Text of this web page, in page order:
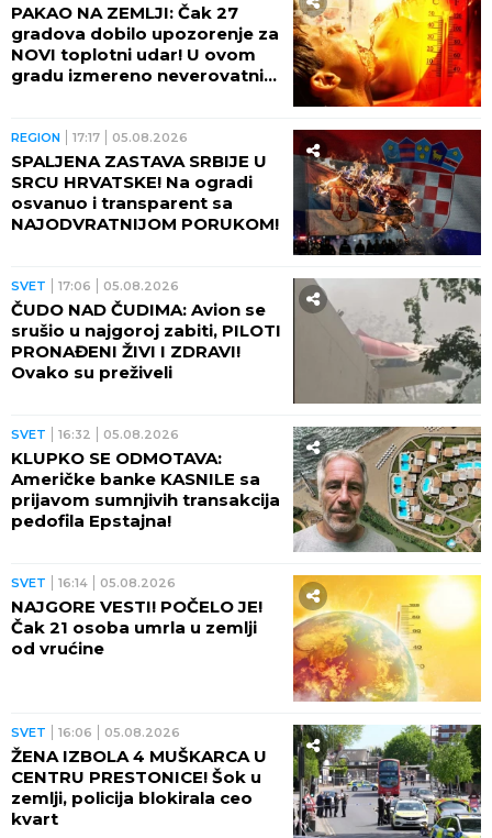
PAKAO NA ZEMLJI: Čak 27
gradova dobilo upozorenje za
NOVI toplotni udar! U ovom
gradu izmereno neverovatnih
REGION 17:17 05.08.2026
SPALJENA ZASTAVA SRBIJE U
SRCU HRVATSKE! Na ogradi
osvanuo i transparent sa
NAJODVRATNIJOM PORUKOM!
SVET 17:06 05.08.2026
ČUDO NAD ČUDIMA: Avion se
srušio u najgoroj zabiti, PILOTI
PRONAĐENI ŽIVI I ZDRAVI!
Ovako su preživeli
SVET 16:32 05.08.2026
KLUPKO SE ODMOTAVA:
Američke banke KASNILE sa
prijavom sumnjivih transakcija
pedofila Epstajna!
SVET 16:14 05.08.2026
NAJGORE VESTI! POČELO JE!
Čak 21 osoba umrla u zemlji
od vrućine
SVET 16:06 05.08.2026
ŽENA IZBOLA 4 MUŠKARCA U
CENTRU PRESTONICE! Šok u
zemlji, policija blokirala ceo
kvart